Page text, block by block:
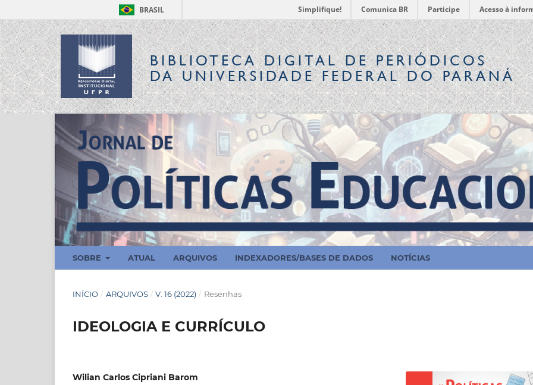
BRASIL Simplifique! Comunica BR Participe Acesso à
BIBLIOTECA DIGITALDE PERIÓDICOS
DA UNIVERSIDADE FEDERAL DO PARANÁ
SOBRE ATUAL ARQUIVOS INDEXADORES/BASES DE DADOS NOTÍCIAS
INÍCIO / ARQUIVOS / V. 16 (2022) / Resenhas
IDEOLOGIA E CURRÍCULO
Wilian Carlos Cipriani Barom